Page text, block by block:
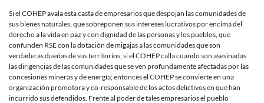
Si el COHEP avala esta casta de empresarios que despojan las comunidades de
sus bienes naturales, que sobreponen sus intereses lucrativos por encima del
derecho a la vida en paz y con dignidad de las personas y los pueblos, que
confunden RSE con la dotación de migajas a las comunidades que son
verdaderas dueñas de sus territorios; si el COHEP calla cuando son asesinadas
las dirigencias de las comunidades que se ven profundamente afectadas por las
concesiones mineras y de energía; entonces el COHEP se convierte en una
organización promotora y co-responsable de los actos delictivos en que han
incurrido sus defendidos. Frente al poder de tales empresarios el pueblo